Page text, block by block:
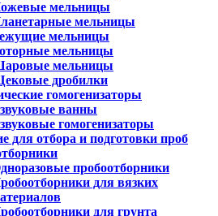
мельницы
мельницы
мельницы
мельницы
мельницы
дробилки
гомогенизаторы
ванны
гомогенизаторы
для отбора и подготовки проб
пробоотборники
для вязких
для грунта